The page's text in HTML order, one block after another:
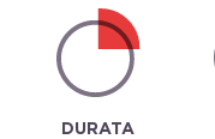
DURATA